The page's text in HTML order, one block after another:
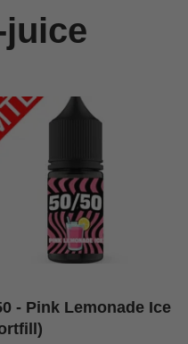
juice
- Pink Lemonade Ice